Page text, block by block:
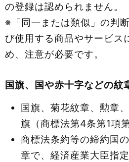
の登録は認められません。
※「同一または類似」の判
び使用する商品やサービス
め、注意が必要です。
国旗、国や赤十字などの紋
国旗、菊花紋章、勲章
旗（商標法第4条第1項第
商標法条約等の締約国
章で、経済産業大臣指